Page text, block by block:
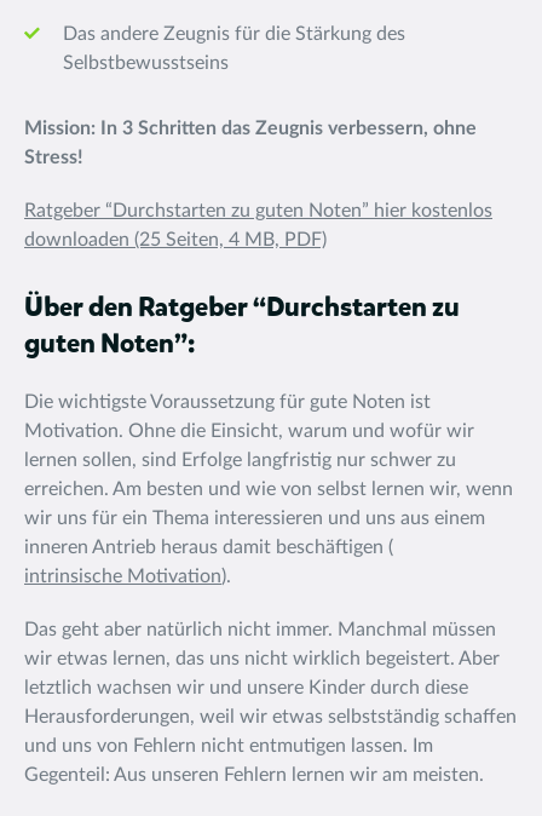
Das andere Zeugnis für die Stärkung des
Selbstbewusstseins
Mission: In 3 Schritten das Zeugnis verbessern, ohne
Stress!
Ratgeber “Durchstarten zu guten Noten” hier kostenlos
downloaden (25 Seiten, 4 MB, PDF)
Über den Ratgeber “Durchstarten zu
guten Noten”:
Die wichtigste Voraussetzung für gute Noten ist
Motivation. Ohne die Einsicht, warum und wofür wir
lernen sollen, sind Erfolge langfristig nur schwer zu
erreichen. Am besten und wie von selbst lernen wir, wenn
wir uns für ein Thema interessieren und uns aus einem
inneren Antrieb heraus damit beschäftigen (
intrinsische Motivation).
Das geht aber natürlich nicht immer. Manchmal müssen
wir etwas lernen, das uns nicht wirklich begeistert. Aber
letztlich wachsen wir und unsere Kinder durch diese
Herausforderungen, weil wir etwas selbstständig schaffen
und uns von Fehlern nicht entmutigen lassen. Im
Gegenteil: Aus unseren Fehlern lernen wir am meisten.